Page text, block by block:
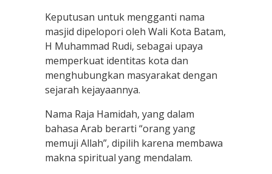
Keputusan untuk mengganti nama
masjid dipelopori oleh Wali Kota Batam,
H Muhammad Rudi, sebagai upaya
memperkuat identitas kota dan
menghubungkan masyarakat dengan
sejarah kejayaannya.
Nama Raja Hamidah, yang dalam
bahasa Arab berarti “orang yang
memuji Allah”, dipilih karena membawa
makna spiritual yang mendalam.